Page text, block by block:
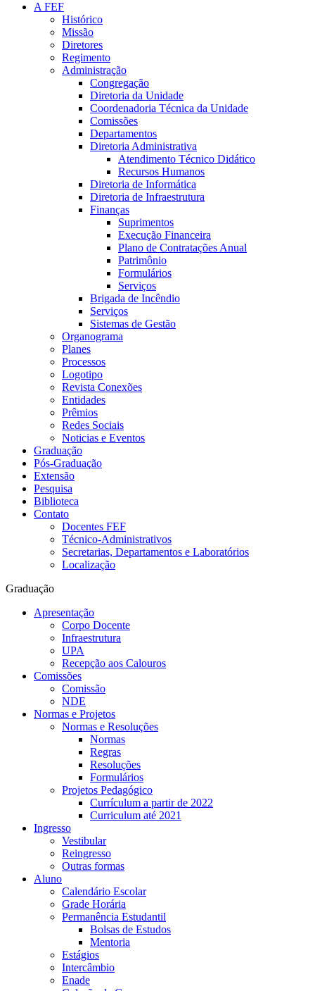
A FEF
Histórico
Missão
Diretores
Regimento
Administração
Congregação
Diretoria da Unidade
Coordenadoria Técnica da Unidade
Comissões
Departamentos
Diretoria Administrativa
Atendimento Técnico Didático
Recursos Humanos
Diretoria de Informática
Diretoria de Infraestrutura
Finanças
Suprimentos
Execução Financeira
Plano de Contratações Anual
Patrimônio
Formulários
Serviços
Brigada de Incêndio
Serviços
Sistemas de Gestão
Organograma
Planes
Processos
Logotipo
Revista Conexões
Entidades
Prêmios
Redes Sociais
Noticias e Eventos
Graduação
Pós-Graduação
Extensão
Pesquisa
Biblioteca
Contato
Docentes FEF
Técnico-Administrativos
Secretarias, Departamentos e Laboratórios
Localização
Graduação
Apresentação
Corpo Docente
Infraestrutura
UPA
Recepção aos Calouros
Comissões
Comissão
NDE
Normas e Projetos
Normas e Resoluções
Normas
Regras
Resoluções
Formulários
Projetos Pedagógico
Currículum a partir de 2022
Curriculum até 2021
Ingresso
Vestibular
Reingresso
Outras formas
Aluno
Calendário Escolar
Grade Horária
Permanência Estudantil
Bolsas de Estudos
Mentoria
Estágios
Intercâmbio
Enade